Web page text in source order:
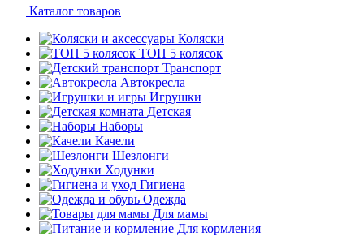
Каталог товаров
Коляски
ТОП 5 колясок
Транспорт
Автокресла
Игрушки
Детская
Наборы
Качели
Шезлонги
Ходунки
Гигиена
Одежда
Для мамы
Для кормления